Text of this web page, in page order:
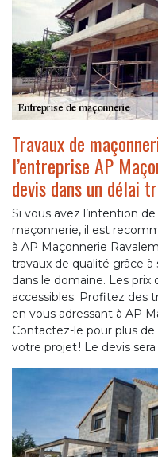
Travaux de
l’entreprise AP
devis dans un délai
Si vous avez l’intention
maçonnerie, il est
à AP Maçonnerie
travaux de qualité grâce
dans le domaine. Les prix
accessibles. Profitez des
en vous adressant à AP
Contactez-le pour plus
votre projet ! Le devis